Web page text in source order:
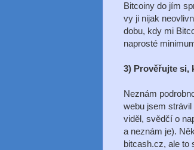
Bitcoiny do jím
vy ji nijak
dobu, kdy mi
naprosté
3) Prověřujte si,
Neznám
webu jsem
viděl, svědčí o
a neznám je).
bitcash.cz, ale to